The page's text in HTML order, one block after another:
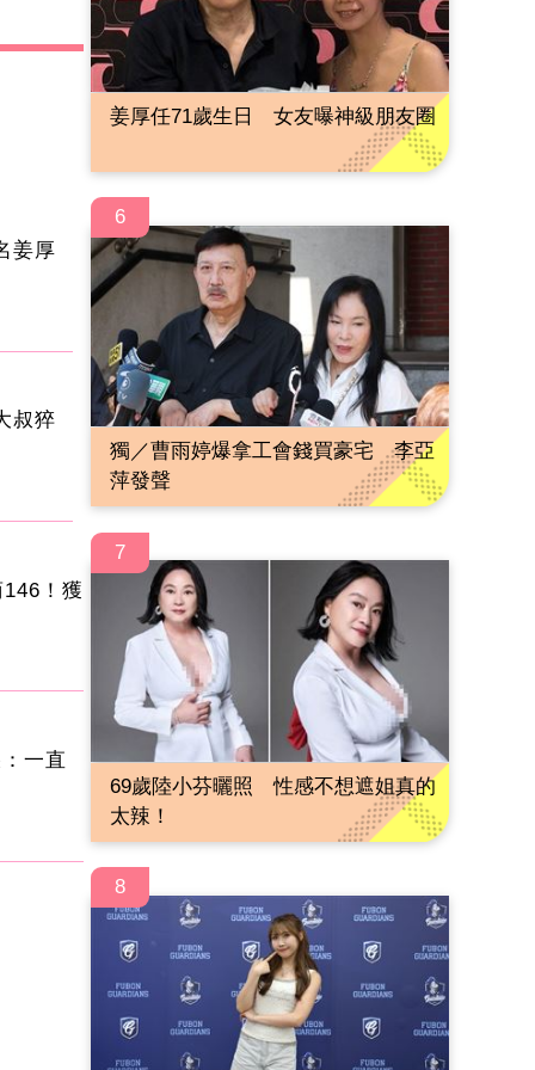
姜厚
叔猝
！獲
一直
姜厚任71歲生日 女友曝神級朋友圈
6
獨／曹雨婷爆拿工會錢買豪宅 李亞
萍發聲
7
69歲陸小芬曬照 性感不想遮姐真的
太辣！
8